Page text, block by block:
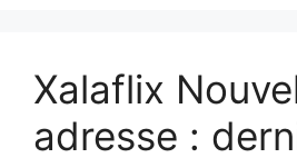
Xalaflix
adresse :